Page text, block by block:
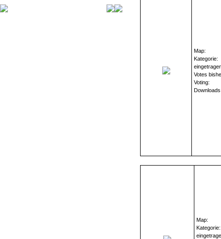
Map:
Kategorie:
Votes
Voting:
Map:
Kategorie: